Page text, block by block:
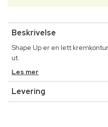
Beskrivelse
Shape Up er en lett
ut.
Les mer
Levering